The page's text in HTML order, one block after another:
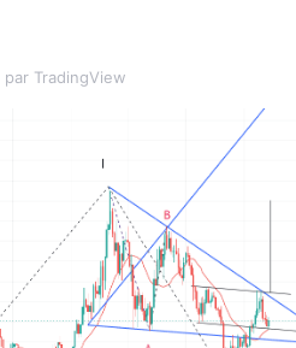
par TradingView